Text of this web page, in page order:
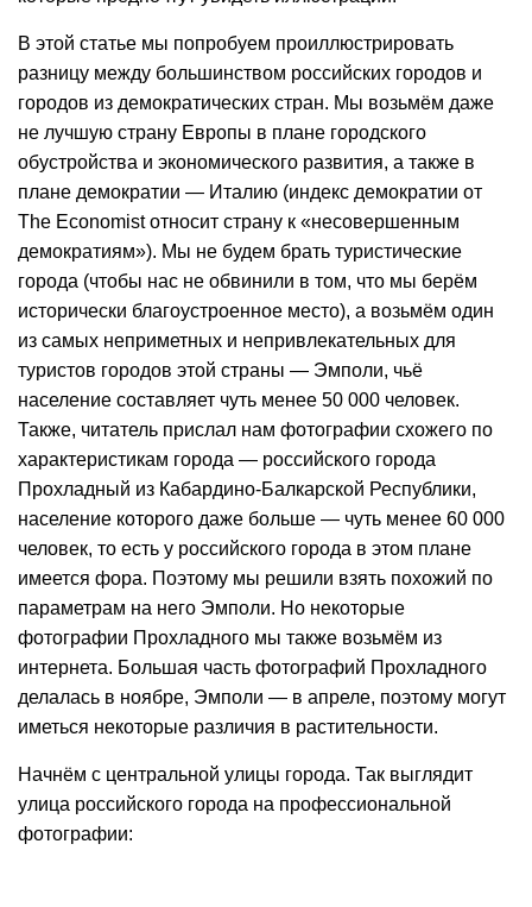
В этой статье мы попробуем проиллюстрировать
разницу между большинством российских городов и
городов из демократических стран. Мы возьмём даже
не лучшую страну Европы в плане городского
обустройства и экономического развития, а также в
плане демократии — Италию (индекс демократии от
The Economist относит страну к «несовершенным
демократиям»). Мы не будем брать туристические
города (чтобы нас не обвинили в том, что мы берём
исторически благоустроенное место), а возьмём один
из самых неприметных и непривлекательных для
туристов городов этой страны — Эмполи, чьё
население составляет чуть менее 50 000 человек.
Также, читатель прислал нам фотографии схожего по
характеристикам города — российского города
Прохладный из Кабардино-Балкарской Республики,
население которого даже больше — чуть менее 60 000
человек, то есть у российского города в этом плане
имеется фора. Поэтому мы решили взять похожий по
параметрам на него Эмполи. Но некоторые
фотографии Прохладного мы также возьмём из
интернета. Большая часть фотографий Прохладного
делалась в ноябре, Эмполи — в апреле, поэтому могут
иметься некоторые различия в растительности.
Начнём с центральной улицы города. Так выглядит
улица российского города на профессиональной
фотографии: